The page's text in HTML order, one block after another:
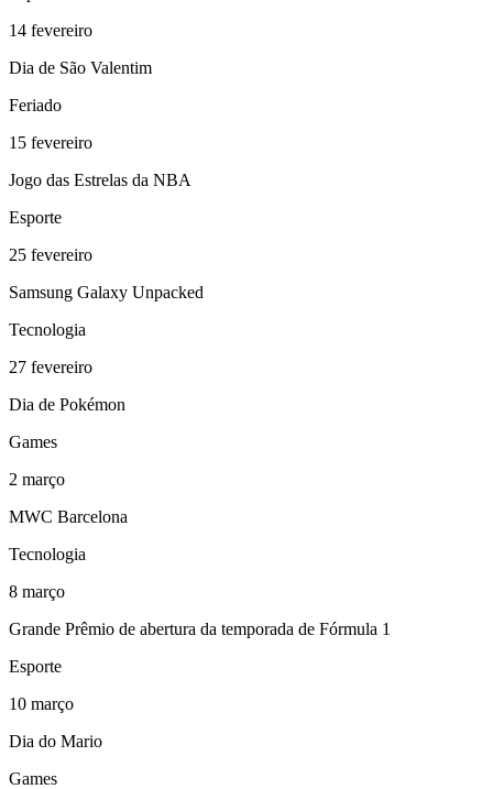
14 fevereiro
Dia de São Valentim
Feriado
15 fevereiro
Jogo das Estrelas da NBA
Esporte
25 fevereiro
Samsung Galaxy Unpacked
Tecnologia
27 fevereiro
Dia de Pokémon
Games
2 março
MWC Barcelona
Tecnologia
8 março
Grande Prêmio de abertura da temporada de Fórmula 1
Esporte
10 março
Dia do Mario
Games